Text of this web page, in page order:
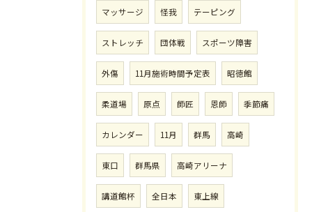
マッサージ 怪我 テーピング
ストレッチ 団体戦 スポーツ障害
外傷 11月施術時間予定表 昭徳館
柔道場 原点 師匠 恩師 季節痛
カレンダー 11月 群馬 高崎
東口 群馬県 高崎アリーナ
講道館杯 全日本 東上線